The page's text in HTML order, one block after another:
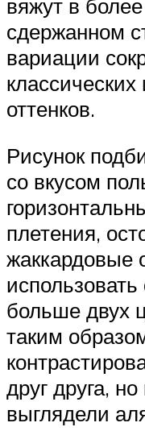
вяжут в
сдержанном
вариации
оттенков.
Рисунок
со вкусом
плетения,
жаккардовые
больше двух
таким
друг друга,
выглядели